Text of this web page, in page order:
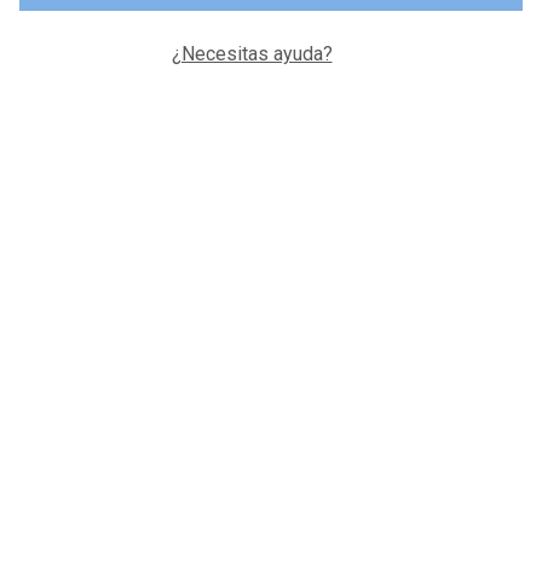
¿Necesitas ayuda?